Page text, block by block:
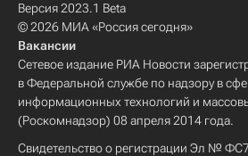
Версия 2023.1 Beta
© 2026 МИА «Россия сегодня»
Вакансии
Сетевое издание РИА Новости
в Федеральной службе по надзору в
информационных технологий и
(Роскомнадзор) 08 апреля 2014 года.
Свидетельство о регистрации Эл №